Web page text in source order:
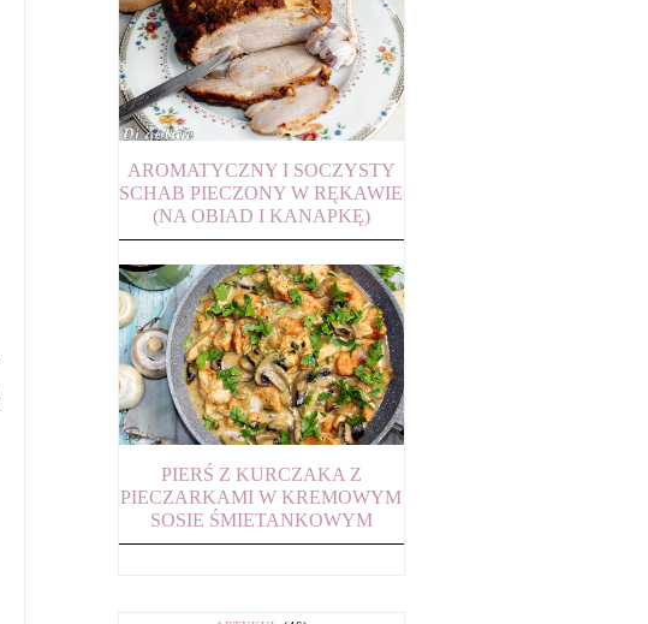
AROMATYCZNY I SOCZYSTY
SCHAB PIECZONY W RĘKAWIE
(NA OBIAD I KANAPKĘ)
PIERŚ Z KURCZAKA Z
PIECZARKAMI W KREMOWYM
SOSIE ŚMIETANKOWYM